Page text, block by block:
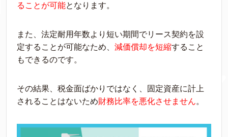
ることが可能となります。
また、法定耐用年数より短い期間でリース契約を設
定することが可能なため、 減価償却を短縮すること
もできるのです。
その結果、税金面ばかりではなく、固定資産に計上
されることはないため財務比率を悪化させません。